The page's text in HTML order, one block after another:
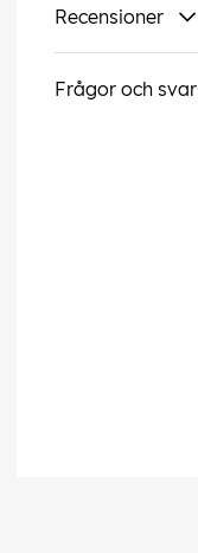
Recensioner
Frågor och svar